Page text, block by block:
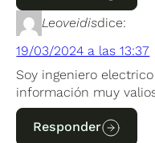
Leoveidisdice:
19/03/2024 a las 13:37
Soy ingeniero
información muy
Responder